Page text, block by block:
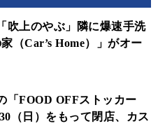
吹上のやぶ」隣に爆速手洗
（Car’s Home）」がオー
「FOOD OFFストッカー
（日）をもって閉店、カス